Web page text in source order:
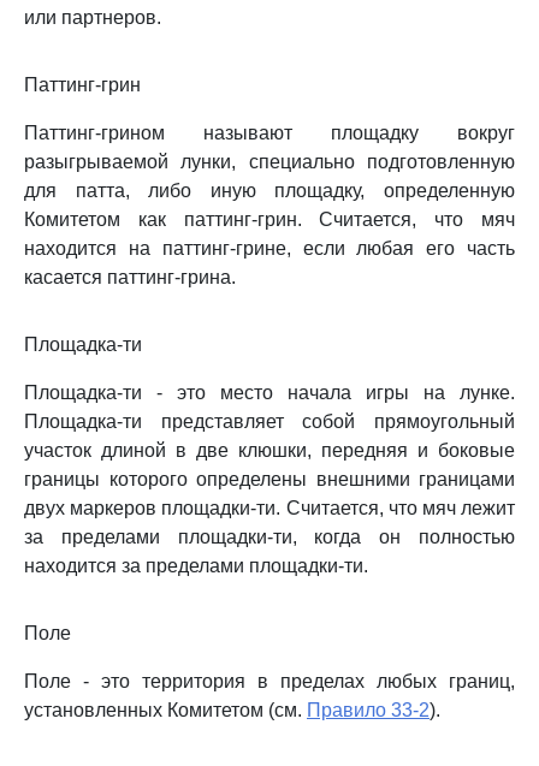
или партнеров.
Паттинг-грин
Паттинг-грином называют площадку вокруг
разыгрываемой лунки, специально подготовленную
для патта, либо иную площадку, определенную
Комитетом как паттинг-грин. Считается, что мяч
находится на паттинг-грине, если любая его часть
касается паттинг-грина.
Площадка-ти
Площадка-ти - это место начала игры на лунке.
Площадка-ти представляет собой прямоугольный
участок длиной в две клюшки, передняя и боковые
границы которого определены внешними границами
двух маркеров площадки-ти. Считается, что мяч лежит
за пределами площадки-ти, когда он полностью
находится за пределами площадки-ти.
Поле
Поле - это территория в пределах любых границ,
установленных Комитетом (см. Правило 33-2).